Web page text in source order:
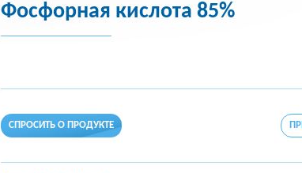
Фосфорная кислота 85%
СПРОСИТЬ О ПРОДУКТЕ